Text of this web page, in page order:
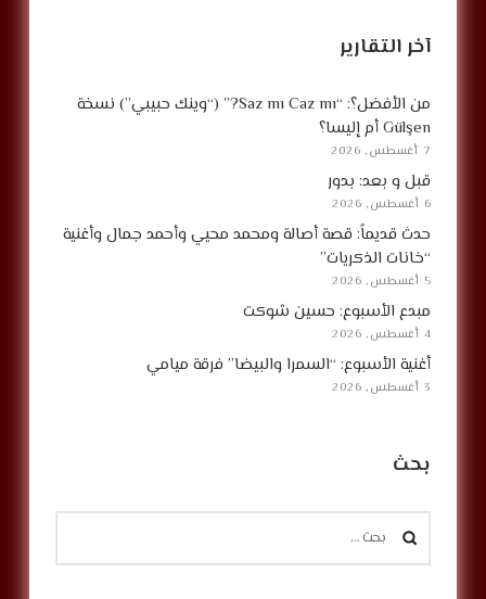
آخر التقارير
من الأفضل؟: “Saz mı Caz mı?” (“وينك حبيبي”) نسخة
Gülşen أم إليسا؟
7 أغسطس, 2026
قبل و بعد: بدور
6 أغسطس, 2026
حدث قديماً: قصة أصالة ومحمد محيي وأحمد جمال وأغنية
“خانات الذكريات”
5 أغسطس, 2026
مبدع الأسبوع: حسين شوكت
4 أغسطس, 2026
أغنية الأسبوع: “السمرا والبيضا” فرقة ميامي
3 أغسطس, 2026
بحث
البحث
عن: